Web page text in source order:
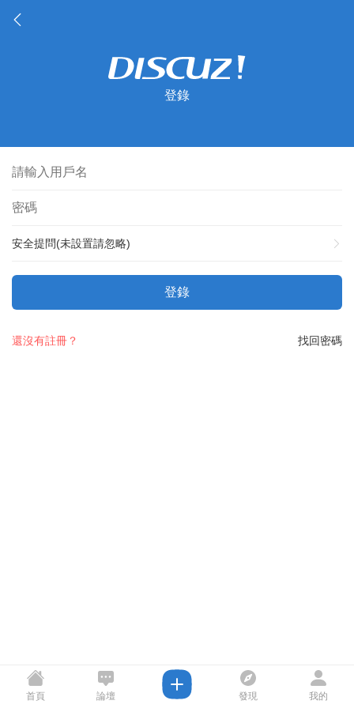
登錄
安全提問(未設置請忽略)
登錄
找回密碼
還沒有註冊？
首頁 論壇 發現 我的